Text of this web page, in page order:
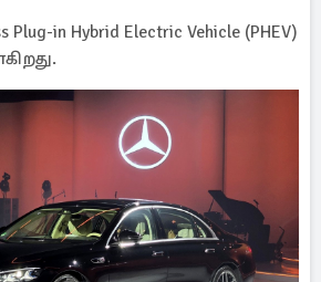
in Hybrid Electric Vehicle (PHEV)